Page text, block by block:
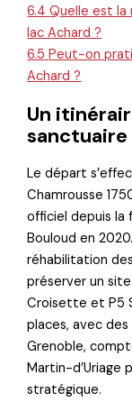
6.4 Quelle est la
lac Achard ?
6.5 Peut-on
Achard ?
Un
Le départ
Chamrousse
officiel depuis
Bouloud en
réhabilitation
préserver un
Croisette et P5
places, avec
Grenoble,
Martin-d’Uriage
stratégique.